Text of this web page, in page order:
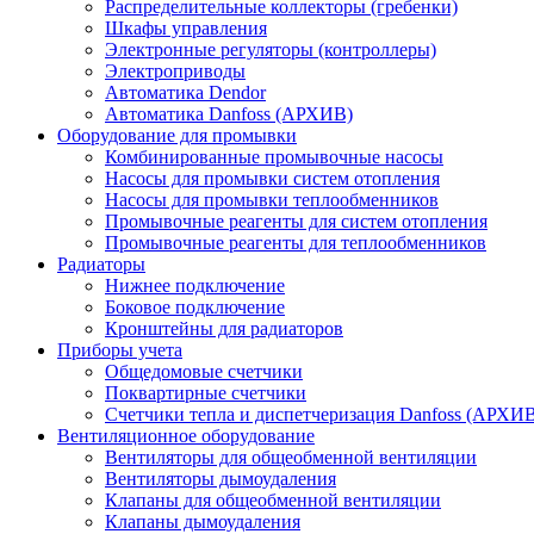
Распределительные коллекторы (гребенки)
Шкафы управления
Электронные регуляторы (контроллеры)
Электроприводы
Автоматика Dendor
Автоматика Danfoss (АРХИВ)
Оборудование для промывки
Комбинированные промывочные насосы
Насосы для промывки систем отопления
Насосы для промывки теплообменников
Промывочные реагенты для систем отопления
Промывочные реагенты для теплообменников
Радиаторы
Нижнее подключение
Боковое подключение
Кронштейны для радиаторов
Приборы учета
Общедомовые счетчики
Поквартирные счетчики
Счетчики тепла и диспетчеризация Danfoss
Вентиляционное оборудование
Вентиляторы для общеобменной вентиляции
Вентиляторы дымоудаления
Клапаны для общеобменной вентиляции
Клапаны дымоудаления